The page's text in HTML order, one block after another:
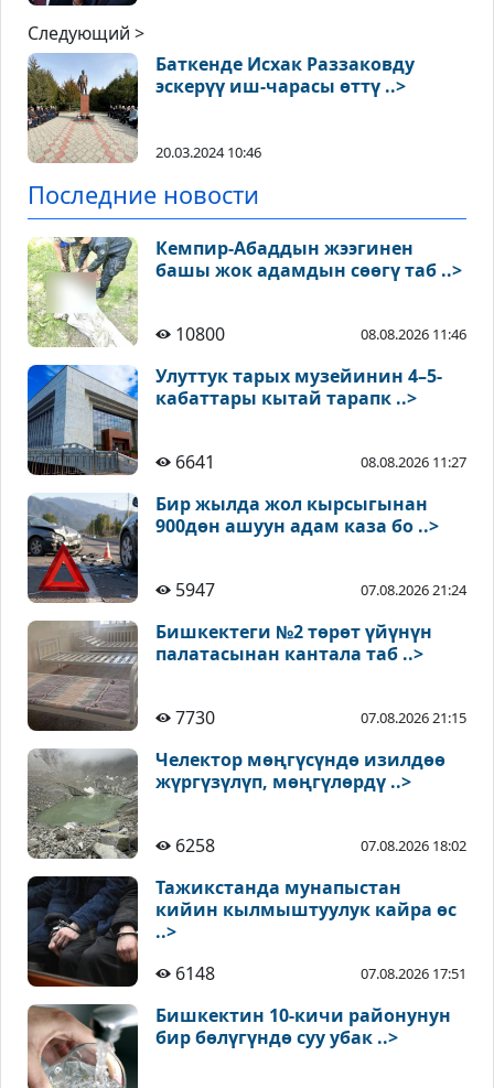
Следующий >
Баткенде Исхак Раззаковду
эскерүү иш-чарасы өттү ..>
20.03.2024 10:46
Последние новости
Кемпир-Абаддын жээгинен
башы жок адамдын сөөгү таб ..>
10800 08.08.2026 11:46
Улуттук тарых музейинин 4–5-
кабаттары кытай тарапк ..>
6641 08.08.2026 11:27
Бир жылда жол кырсыгынан
900дөн ашуун адам каза бо ..>
5947 07.08.2026 21:24
Бишкектеги №2 төрөт үйүнүн
палатасынан кантала таб ..>
7730 07.08.2026 21:15
Челектор мөңгүсүндө изилдөө
жүргүзүлүп, мөңгүлөрдү ..>
6258 07.08.2026 18:02
Тажикстанда мунапыстан
кийин кылмыштуулук кайра өс
..>
6148
07.08.2026 17:51
Бишкектин 10-кичи районунун
бир бөлүгүндө суу убак ..>